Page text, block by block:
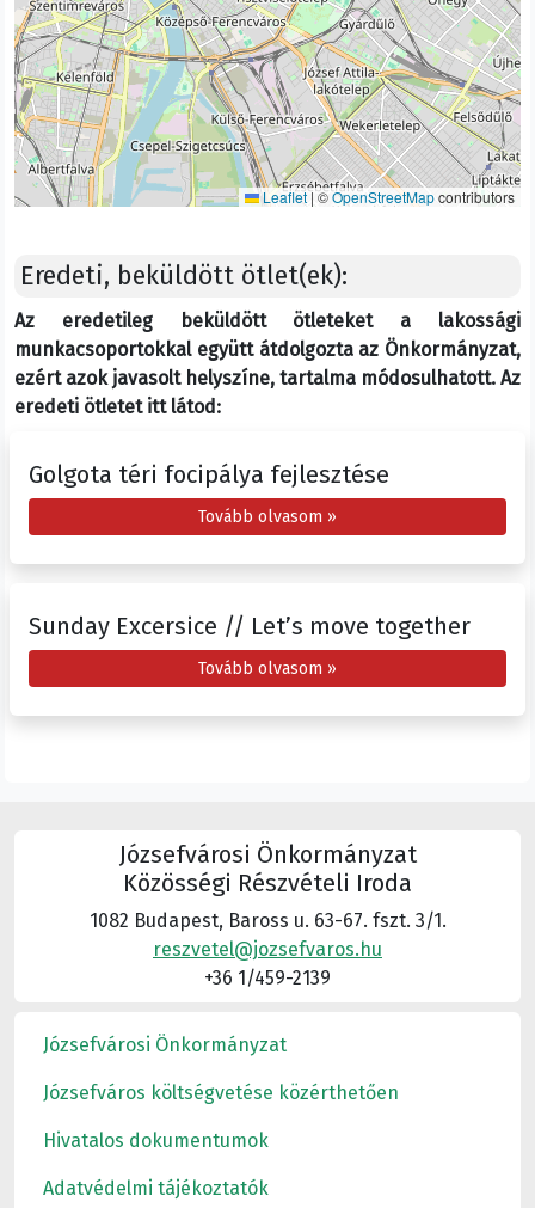
Leaflet|©OpenStreetMapcontributors
Eredeti, beküldött ötlet(ek):
Az eredetileg beküldött ötleteket a lakossági
munkacsoportokkal együtt átdolgozta az Önkormányzat,
ezért azok javasolt helyszíne, tartalma módosulhatott. Az
eredeti ötletet itt látod:
Golgota téri focipálya fejlesztése
Tovább olvasom »
Sunday Excersice // Let’s move together
Tovább olvasom »
Józsefvárosi Önkormányzat
Közösségi Részvételi Iroda
1082 Budapest, Baross u. 63-67. fszt. 3/1.
reszvetel@jozsefvaros.hu
+36 1/459-2139
Józsefvárosi Önkormányzat
Józsefváros költségvetése közérthetően
Hivatalos dokumentumok
Adatvédelmi tájékoztatók